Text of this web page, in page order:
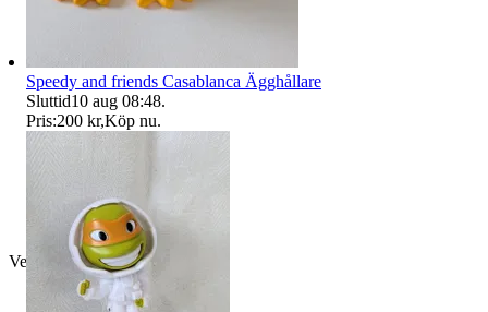
Verifierad
Speedy and friends Casablanca Ägghållare
Sluttid10 aug 08:48.
Pris:200 kr,Köp nu.